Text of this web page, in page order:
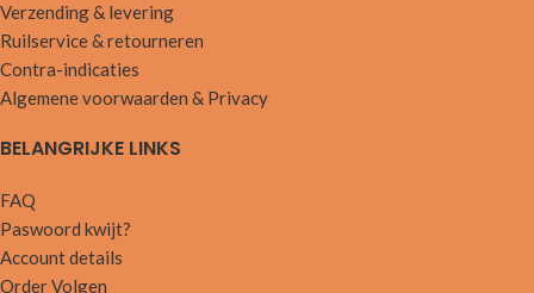
Verzending & levering
Ruilservice & retourneren
Contra-indicaties
Algemene voorwaarden & Privacy
BELANGRIJKE LINKS
FAQ
Paswoord kwijt?
Account details
Order Volgen